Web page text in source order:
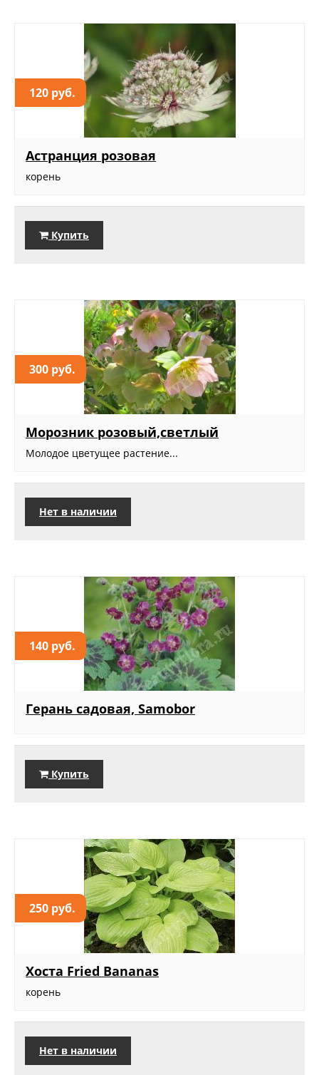
120 руб.
Астранция розовая
корень
Купить
300 руб.
Морозник розовый,светлый
Молодое цветущее растение...
Нет в наличии
140 руб.
Герань садовая, Samobor
Купить
250 руб.
Хоста Fried Bananas
корень
Нет в наличии